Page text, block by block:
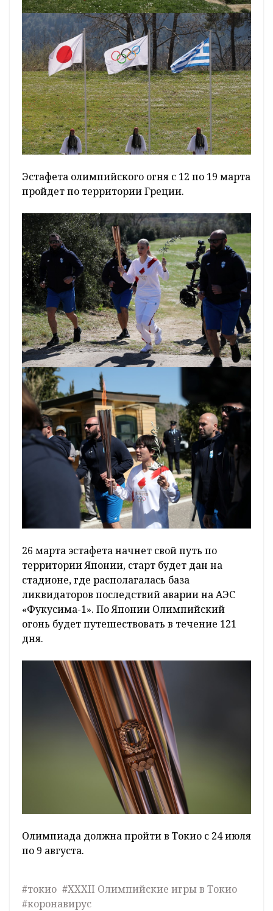
Эстафета олимпийского огня с 12 по 19 марта
пройдет по территории Греции.
26 марта эстафета начнет свой путь по
территории Японии, старт будет дан на
стадионе, где располагалась база
ликвидаторов последствий аварии на АЭС
«Фукусима-1». По Японии Олимпийский
огонь будет путешествовать в течение 121
дня.
Олимпиада должна пройти в Токио с 24 июля
по 9 августа.
#токио #XXXII Олимпийские игры в Токио
#коронавирус